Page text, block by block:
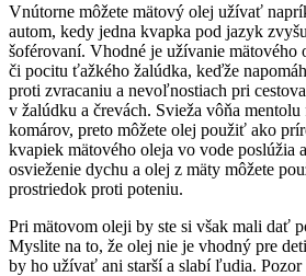
Vnútorne môžete mätový olej užívať
autom, kedy jedna kvapka pod jazyk
šoférovaní. Vhodné je užívanie mätového
či pocitu ťažkého žalúdka, keďže
proti zvracaniu a nevoľnostiach pri
v žalúdku a črevách. Svieža vôňa
komárov, preto môžete olej použiť ako
kvapiek mätového oleja vo vode poslúžia
osvieženie dychu a olej z mäty môžete
prostriedok proti poteniu.
Pri mätovom oleji by ste si však mali dať
Myslite na to, že olej nie je vhodný pre
by ho užívať ani starší a slabí ľudia.